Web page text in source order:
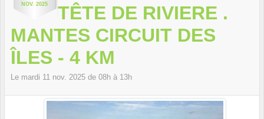
NOV. 2025
TÊTE DE RIVIERE .
MANTES CIRCUIT DES
ÎLES - 4 KM
Le mardi 11 nov. 2025 de 08h à 13h